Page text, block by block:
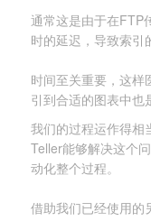
通常这是由于在FTP
时的延迟，导致索引
时间至关重要，这样
引到合适的图表中也
我们的过程运作得相
Teller能够解决这个
动化整个过程。
借助我们已经使用的